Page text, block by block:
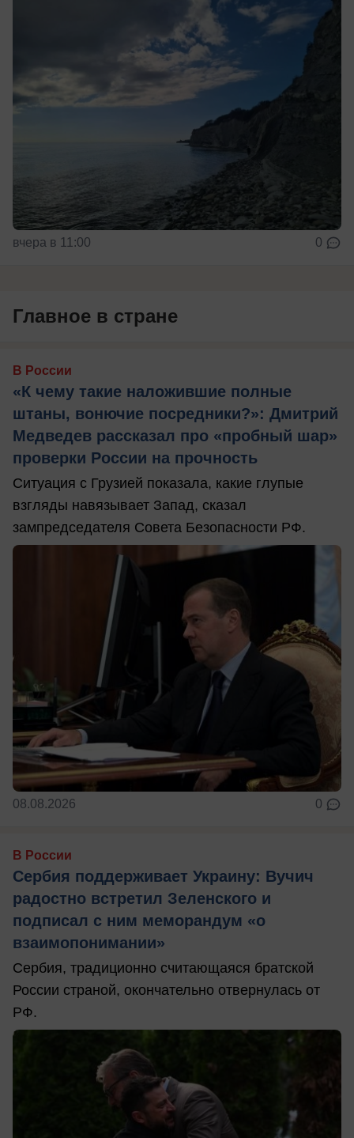
вчера в 11:00 0
Главное в стране
В России
«К чему такие наложившие полные
штаны, вонючие посредники?»: Дмитрий
Медведев рассказал про «пробный шар»
проверки России на прочность
Ситуация с Грузией показала, какие глупые
взгляды навязывает Запад, сказал
зампредседателя Совета Безопасности РФ.
08.08.2026 0
В России
Сербия поддерживает Украину: Вучич
радостно встретил Зеленского и
подписал с ним меморандум «о
взаимопонимании»
Сербия, традиционно считающаяся братской
России страной, окончательно отвернулась от
РФ.